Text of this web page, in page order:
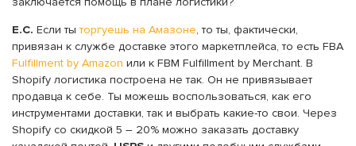
Е.С. Если тыторгуешь на Амазоне, то ты, фактически,
привязан к службе доставке этого маркетплейса, то есть FBA
Fulfillment by Amazon или к FBM Fulfillment by Merchant. В
Shopify логистика построена не так. Он не привязывает
продавца к себе. Ты можешь воспользоваться, как его
инструментами доставки, так и выбрать какие-то свои. Через
Shopify со скидкой 5 – 20% можно заказать доставку